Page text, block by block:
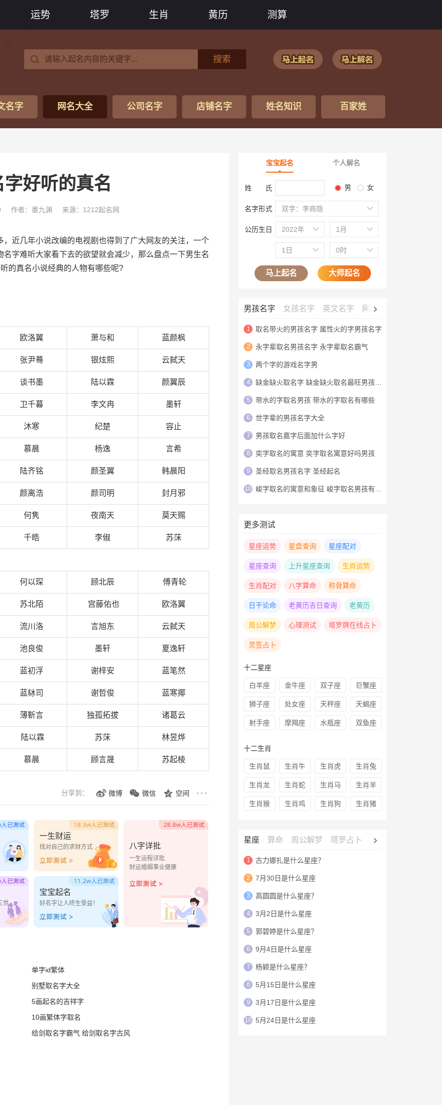
运势 塔罗 生肖 黄历 测算
搜索
名字 网名大全 公司名字 店铺名字 姓名知识 百家姓
好听的真名
作者：墨九渊 来源：1212起名网
近几年小说改编的电视剧也得到了广大网友的关注，一个
字难听大家看下去的欲望就会减少，那么盘点一下男生名
的真名小说经典的人物有哪些呢?
欧洛翼 萧与和 蓝颜枫
张尹蓦 银炫熙 云弑天
谈书墨 陆以霖 颜翼辰
卫千暮 李文冉 墨轩
沐寒 纪楚 容止
慕晨 杨逸 言希
陆齐铭 颜圣翼 韩晨阳
颜离浩 颜司明 封月邪
何隽 夜南天 莫天赐
千皓 李俶 苏莯
何以琛 顾北辰 傅青轮
苏北陌 宫藤佑也 欧洛翼
流川洛 言旭东 云弑天
池良俊 墨轩 夏逸轩
蓝初浮 谢梓安 蓝笔然
蓝栤司 谢哲俊 蓝寒揶
薄靳言 独孤拓拔 诸葛云
陆以霖 苏莯 林昱烨
慕晨 顾言晟 苏起棱
分享到： 微博 微信 空间
一生财运
找对自己的求财方式
世
宝宝起名
好名字让人终生受益！
八字详批
一生运程详批
财运婚姻事业健康
单字id繁体
别墅取名字大全
5画起名的吉祥字
10画繁体字取名
给剑取名字霸气 给剑取名字古风
宝宝起名 个人解名
姓 氏 男 女
名字形式 双字：李商隐
公历生日 2022年 1月
1日 0时
马上起名 大师起名
男孩名字 女孩名字 英文名字 网名大全
1 取名带火的男孩名字 属性火的字男孩名字
2 永字辈取名男孩名字 永字辈取名霸气
3 两个字的游戏名字男
4 缺金缺火取名字 缺金缺火取名最旺男孩名字
5 带水的字取名男孩 带水的字取名有哪些
6 世字辈的男孩名字大全
7 男孩取名嘉字后面加什么字好
8 奕字取名的寓意 奕字取名寓意好吗男孩
9 圣经取名男孩名字 圣经起名
10 峻字取名的寓意和象征 峻字取名男孩有寓意
更多测试
星座运势 星盘查询 星座配对
星座查询 上升星座查询 生肖运势
生肖配对 八字算命 称骨算命
日干论命 老黄历吉日查询 老黄历
周公解梦 心理测试 塔罗牌在线占卜
灵签占卜
十二星座
白羊座 金牛座 双子座 巨蟹座
狮子座 处女座 天秤座 天蝎座
射手座 摩羯座 水瓶座 双鱼座
十二生肖
生肖鼠 生肖牛 生肖虎 生肖兔
生肖龙 生肖蛇 生肖马 生肖羊
生肖猴 生肖鸡 生肖狗 生肖猪
星座 算命 周公解梦 塔罗占卜 心理测试
1 古力娜扎是什么星座？
2 7月30日是什么星座
3 高圆圆是什么星座？
4 3月2日是什么星座
5 郭碧婷是什么星座？
6 9月4日是什么星座
7 杨颖是什么星座？
8 5月15日是什么星座
9 3月17日是什么星座
10 5月24日是什么星座